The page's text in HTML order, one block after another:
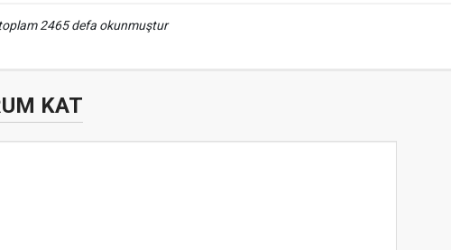
2465 defa okunmuştur
KAT